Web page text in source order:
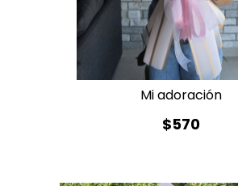
Mi adoración
$570